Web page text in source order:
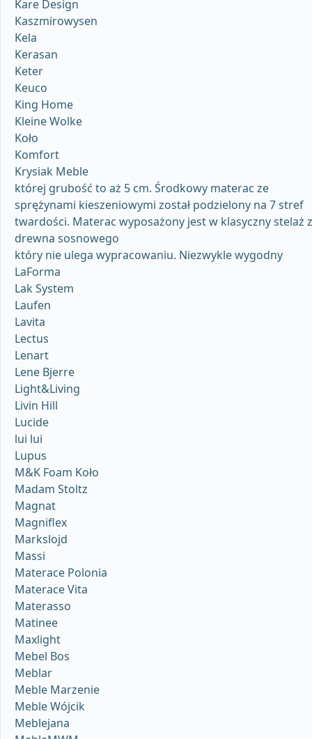
Kare Design
Kaszmirowysen
Kela
Kerasan
Keter
Keuco
King Home
Kleine Wolke
Koło
Komfort
Krysiak Meble
której grubość to aż 5 cm. Środkowy materac ze
sprężynami kieszeniowymi został podzielony na 7 stref
twardości. Materac wyposażony jest w klasyczny stelaż z
drewna sosnowego
który nie ulega wypracowaniu. Niezwykle wygodny
LaForma
Lak System
Laufen
Lavita
Lectus
Lenart
Lene Bjerre
Light&Living
Livin Hill
Lucide
lui lui
Lupus
M&K Foam Koło
Madam Stoltz
Magnat
Magniflex
Markslojd
Massi
Materace Polonia
Materace Vita
Materasso
Matinee
Maxlight
Mebel Bos
Meblar
Meble Marzenie
Meble Wójcik
Meblejana